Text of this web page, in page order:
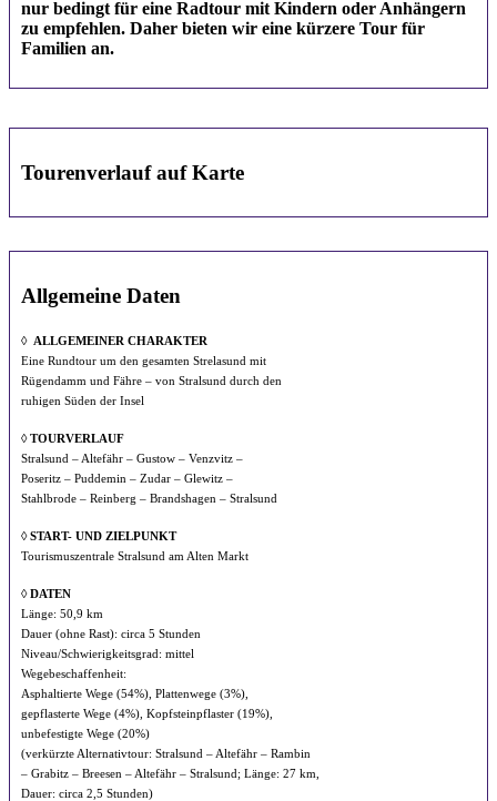
nur bedingt für eine Radtour mit Kindern oder Anhängern
zu empfehlen. Daher bieten wir eine kürzere Tour für
Familien an.
Tourenverlauf auf Karte
Allgemeine Daten
◊
ALLGEMEINER CHARAKTER
Eine Rundtour um den gesamten Strelasund mit
Rügendamm und Fähre – von Stralsund durch den
ruhigen Süden der Insel
◊ TOURVERLAUF
Stralsund – Altefähr – Gustow – Venzvitz –
Poseritz – Puddemin – Zudar – Glewitz –
Stahlbrode – Reinberg – Brandshagen – Stralsund
◊ START- UND ZIELPUNKT
Tourismuszentrale Stralsund am Alten Markt
◊ DATEN
Länge: 50,9 km
Dauer (ohne Rast): circa 5 Stunden
Niveau/Schwierigkeitsgrad: mittel
Wegebeschaffenheit:
Asphaltierte Wege (54%), Plattenwege (3%),
gepflasterte Wege (4%), Kopfsteinpflaster (19%),
unbefestigte Wege (20%)
(verkürzte Alternativtour: Stralsund – Altefähr – Rambin
– Grabitz – Breesen – Altefähr – Stralsund; Länge: 27 km,
Dauer: circa 2,5 Stunden)